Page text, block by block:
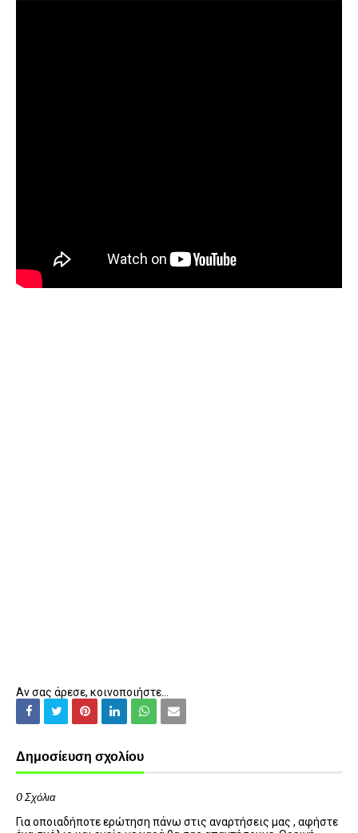
Αν σας άρεσε, κοινοποιήστε...
Δημοσίευση σχολίου
0 Σχόλια
Για οποιαδήποτε ερώτηση πάνω στις αναρτήσεις μας , αφήστε